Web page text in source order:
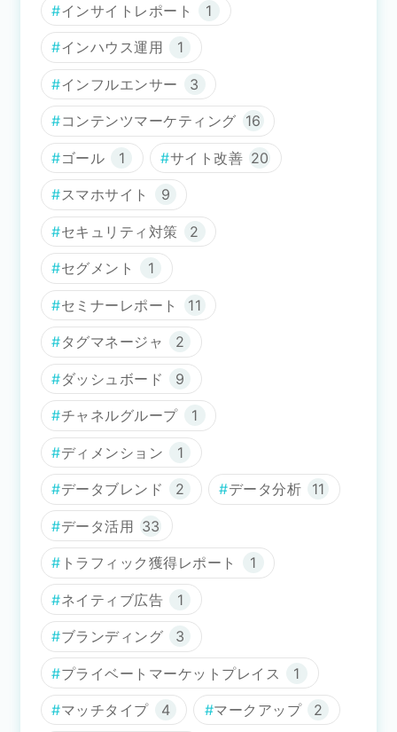
インサイトレポート 1
インハウス運用 1
インフルエンサー 3
コンテンツマーケティング 16
ゴール 1 サイト改善 20
スマホサイト 9
セキュリティ対策 2
セグメント 1
セミナーレポート 11
タグマネージャ 2
ダッシュボード 9
チャネルグループ 1
ディメンション 1
データブレンド 2 データ分析 11
データ活用 33
トラフィック獲得レポート 1
ネイティブ広告 1
ブランディング 3
プライベートマーケットプレイス 1
マッチタイプ 4 マークアップ 2